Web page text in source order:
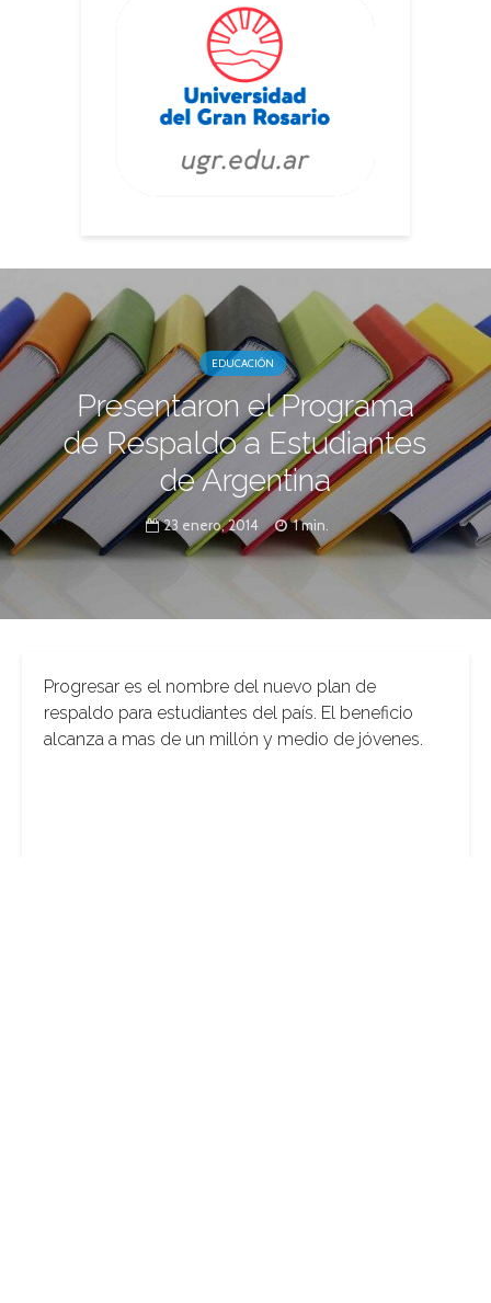
EDUCACIÓN
Presentaron el Programa
de Respaldo a Estudiantes
de Argentina
23 enero, 2014 1 min.
Progresar es el nombre del nuevo plan de
respaldo para estudiantes del país. El beneficio
alcanza a mas de un millón y medio de jóvenes.